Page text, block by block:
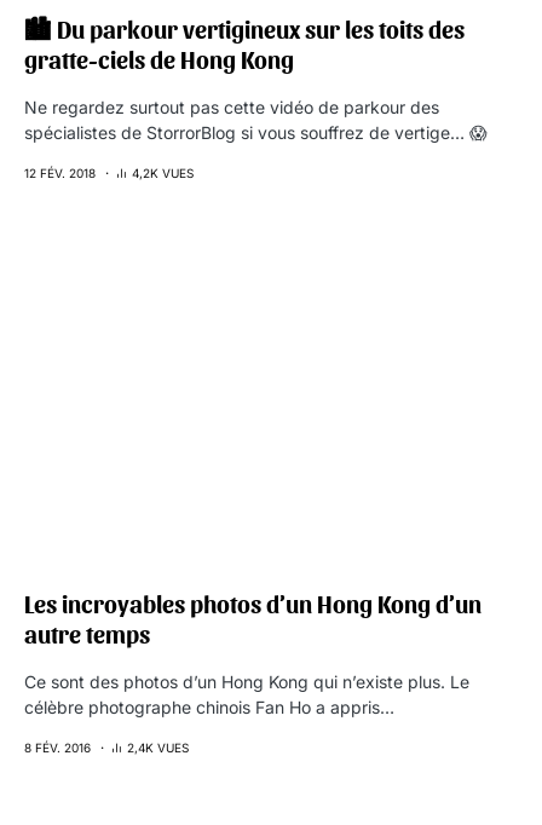
🏙 Du parkour vertigineux sur les toits des
gratte-ciels de Hong Kong
Ne regardez surtout pas cette vidéo de parkour des
spécialistes de StorrorBlog si vous souffrez de vertige… 😱
12 FÉV. 2018 4,2K VUES
Les incroyables photos d’un Hong Kong d’un
autre temps
Ce sont des photos d’un Hong Kong qui n’existe plus. Le
célèbre photographe chinois Fan Ho a appris…
8 FÉV. 2016 2,4K VUES